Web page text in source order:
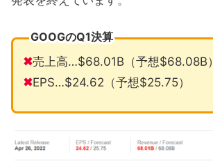
GOOGのQ1決算
✖売上高…$68.01B（予想$68.08B）
✖EPS…$24.62（予想$25.75）